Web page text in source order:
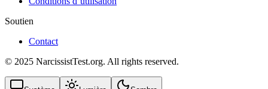
Soutien
Contact
© 2025 NarcissistTest.org. All rights reserved.